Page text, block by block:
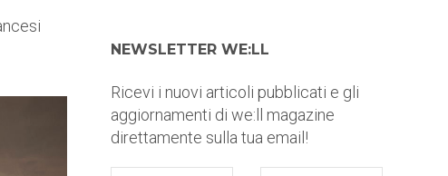
NEWSLETTER WE:LL
Ricevi i nuovi articoli pubblicati e gli
aggiornamenti di we:ll magazine
direttamente sulla tua email!